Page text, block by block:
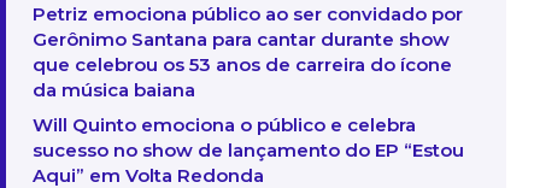
Petriz emociona público ao ser convidado por
Gerônimo Santana para cantar durante show
que celebrou os 53 anos de carreira do ícone
da música baiana
Will Quinto emociona o público e celebra
sucesso no show de lançamento do EP “Estou
Aqui” em Volta Redonda